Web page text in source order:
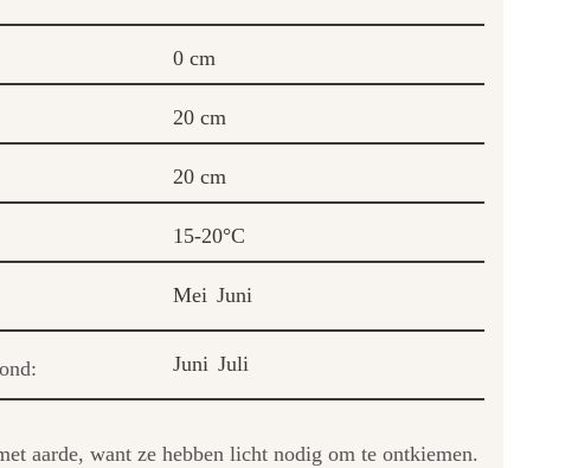
0 cm
20 cm
20 cm
15-20°C
Mei Juni
Juni Juli
aarde, want ze hebben licht nodig om te ontkiemen.